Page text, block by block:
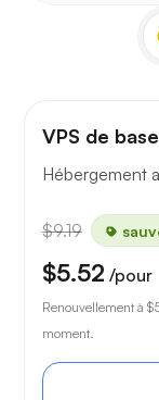
VPS de base
Hébergement
$9.19
$5.52 /pour
Renouvellement à
moment.